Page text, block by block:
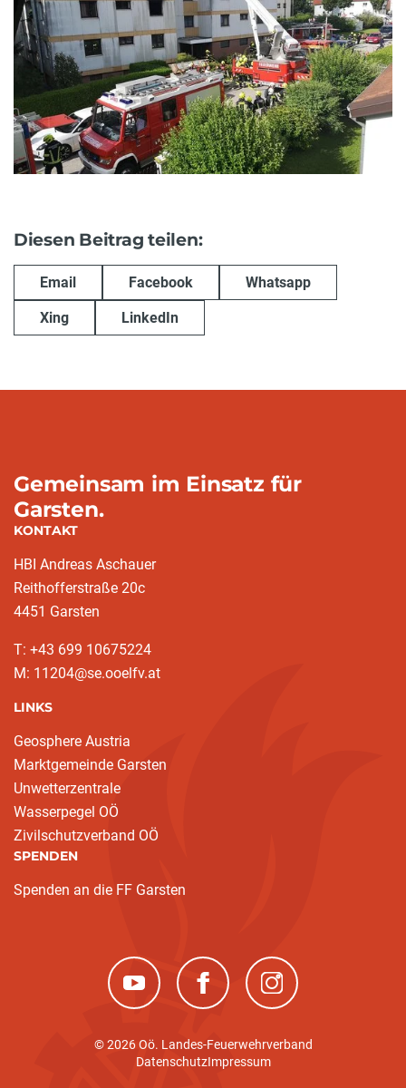
Diesen Beitrag teilen:
Email Facebook Whatsapp
Xing LinkedIn
Gemeinsam im Einsatz für
Garsten.
KONTAKT
HBI Andreas Aschauer
Reithofferstraße 20c
4451 Garsten
T: ‭+43 699 10675224‬
M: 11204@se.ooelfv.at
LINKS
Geosphere Austria
Marktgemeinde Garsten
Unwetterzentrale
Wasserpegel OÖ
Zivilschutzverband OÖ
SPENDEN
Spenden an die FF Garsten
(neues Fenster)(neues Fenster)(neues Fenster)
© 2026 Oö. Landes-Feuerwehrverband
DatenschutzImpressum